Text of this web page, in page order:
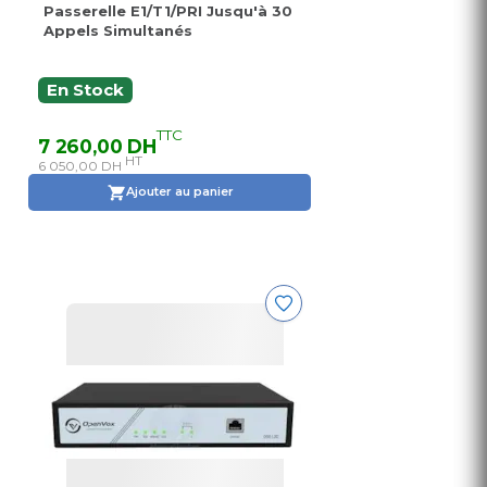
Passerelle E1/T1/PRI Jusqu'à 30
Appels Simultanés
En Stock
7 260,00 DHTTC
6 050,00 DH HT
Ajouter au panier